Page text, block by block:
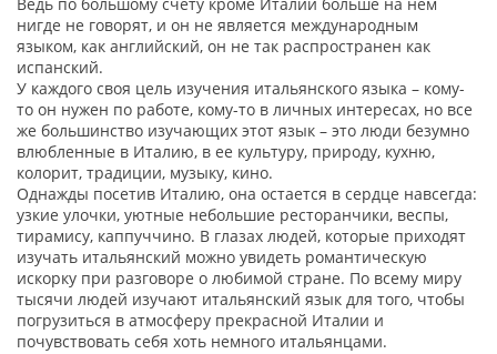
Ведь по большому счету кроме Италии больше на нем
нигде не говорят, и он не является международным
языком, как английский, он не так распространен как
испанский.
У каждого своя цель изучения итальянского языка – кому-
то он нужен по работе, кому-то в личных интересах, но все
же большинство изучающих этот язык – это люди безумно
влюбленные в Италию, в ее культуру, природу, кухню,
колорит, традиции, музыку, кино.
Однажды посетив Италию, она остается в сердце навсегда:
узкие улочки, уютные небольшие ресторанчики, веспы,
тирамису, каппуччино. В глазах людей, которые приходят
изучать итальянский можно увидеть романтическую
искорку при разговоре о любимой стране. По всему миру
тысячи людей изучают итальянский язык для того, чтобы
погрузиться в атмосферу прекрасной Италии и
почувствовать себя хоть немного итальянцами.